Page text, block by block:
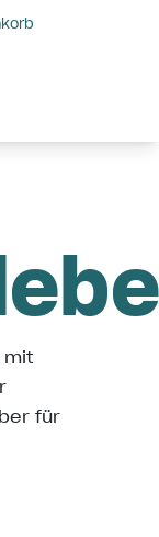
mit
für